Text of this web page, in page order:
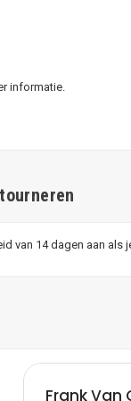
informatie.
van 14 dagen aan